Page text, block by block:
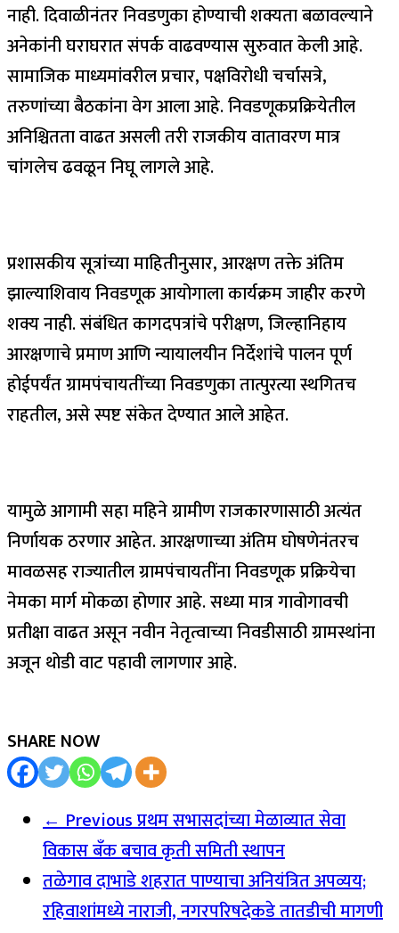
नाही. दिवाळीनंतर निवडणुका होण्याची शक्यता बळावल्याने
अनेकांनी घराघरात संपर्क वाढवण्यास सुरुवात केली आहे.
सामाजिक माध्यमांवरील प्रचार, पक्षविरोधी चर्चासत्रे,
तरुणांच्या बैठकांना वेग आला आहे. निवडणूकप्रक्रियेतील
अनिश्चितता वाढत असली तरी राजकीय वातावरण मात्र
चांगलेच ढवळून निघू लागले आहे.
प्रशासकीय सूत्रांच्या माहितीनुसार, आरक्षण तक्ते अंतिम
झाल्याशिवाय निवडणूक आयोगाला कार्यक्रम जाहीर करणे
शक्य नाही. संबंधित कागदपत्रांचे परीक्षण, जिल्हानिहाय
आरक्षणाचे प्रमाण आणि न्यायालयीन निर्देशांचे पालन पूर्ण
होईपर्यंत ग्रामपंचायतींच्या निवडणुका तात्पुरत्या स्थगितच
राहतील, असे स्पष्ट संकेत देण्यात आले आहेत.
यामुळे आगामी सहा महिने ग्रामीण राजकारणासाठी अत्यंत
निर्णायक ठरणार आहेत. आरक्षणाच्या अंतिम घोषणेनंतरच
मावळसह राज्यातील ग्रामपंचायतींना निवडणूक प्रक्रियेचा
नेमका मार्ग मोकळा होणार आहे. सध्या मात्र गावोगावची
प्रतीक्षा वाढत असून नवीन नेतृत्वाच्या निवडीसाठी ग्रामस्थांना
अजून थोडी वाट पहावी लागणार आहे.
SHARE NOW
← Previousप्रथम सभासदांच्या मेळाव्यात सेवा
विकास बँक बचाव कृती समिती स्थापन
तळेगाव दाभाडे शहरात पाण्याचा अनियंत्रित अपव्यय;
रहिवाशांमध्ये नाराजी, नगरपरिषदेकडे तातडीची मागणी